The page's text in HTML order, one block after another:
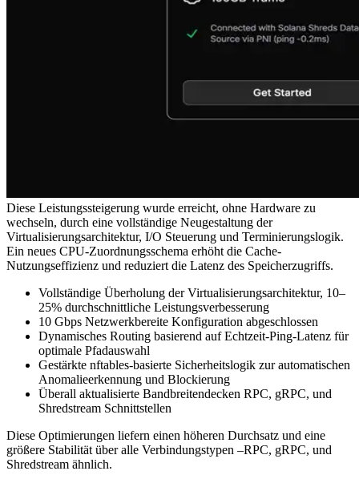
Diese Leistungssteigerung wurde erreicht, ohne Hardware zu
wechseln, durch eine vollständige Neugestaltung der
Virtualisierungsarchitektur, I/O Steuerung und Terminierungslogik.
Ein neues CPU-Zuordnungsschema erhöht die Cache-
Nutzungseffizienz und reduziert die Latenz des Speicherzugriffs.
Vollständige Überholung der Virtualisierungsarchitektur, 10–
25% durchschnittliche Leistungsverbesserung
10 Gbps Netzwerkbereite Konfiguration abgeschlossen
Dynamisches Routing basierend auf Echtzeit-Ping-Latenz für
optimale Pfadauswahl
Gestärkte nftables-basierte Sicherheitslogik zur automatischen
Anomalieerkennung und Blockierung
Überall aktualisierte Bandbreitendecken RPC, gRPC, und
Shredstream Schnittstellen
Diese Optimierungen liefern einen höheren Durchsatz und eine
größere Stabilität über alle Verbindungstypen –RPC, gRPC, und
Shredstream ähnlich.